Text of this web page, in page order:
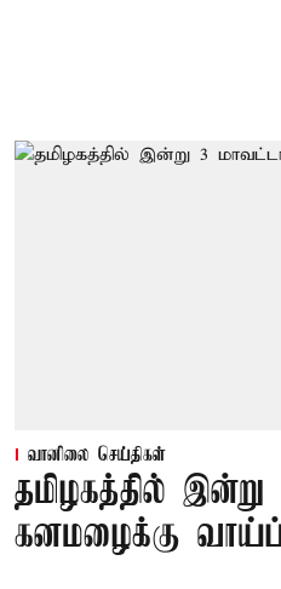
வானிலை செய்திகள்
தமிழகத்தில்
கனமழைக்கு